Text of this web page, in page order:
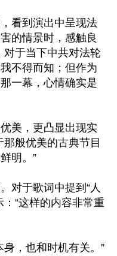
看到演出中呈现法
的情景时，感触良
对于当下中共对法轮
不得而知；但作为
一幕，心情确实是
美，更凸显出现实
般优美的古典节目
明。”
对于歌词中提到“人
“这样的内容非常重
，也和时机有关。”